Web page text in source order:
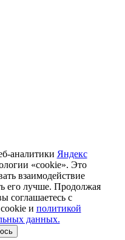
аналитики Яндекс
«cookie». Это
взаимодействие
его лучше. Продолжая
соглашаетесь с
и политикой
данных.